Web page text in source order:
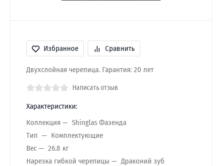
Избранное Сравнить
Двухслойная черепица. Гарантия: 20 лет
Написать отзыв
Характеристики:
Коллекция
Shinglas Фазенда
Тип
Комплектующие
Вес
26.8 кг
Нарезка гибкой черепицы
Драконий зуб